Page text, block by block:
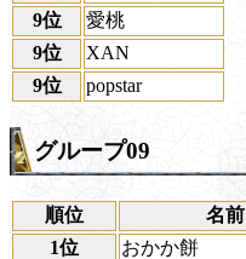
9位
愛桃
9位
XAN
9位
popstar
グループ09
順位
名前
1位
おかか餅